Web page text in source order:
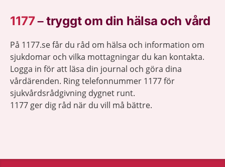
1177–tryggt om din hälsa och vård
På 1177.se får du råd om hälsa och information om
sjukdomar och vilka mottagningar du kan kontakta.
Logga in för att läsa din journal och göra dina
vårdärenden. Ring telefonnummer 1177 för
sjukvårdsrådgivning dygnet runt.
1177 ger dig råd när du vill må bättre.